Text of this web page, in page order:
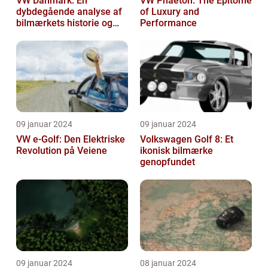
dybdegående analyse af
bilmærkets historie og
of Luxury and
Performance
09 januar 2024
VW e-Golf: Den Elektriske
Revolution på Veiene
09 januar 2024
Volkswagen Golf 8: Et
ikonisk bilmærke
genopfundet
09 januar 2024 08 januar 2024